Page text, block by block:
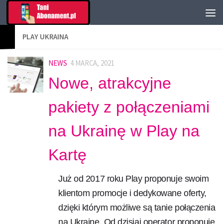
PLAY UKRAINA
NEWS 4 MARCA, 2021
Nowe, atrakcyjne
pakiety z połączeniami
na Ukrainę w Play na
Kartę
Już od 2017 roku Play proponuje swoim
klientom promocje i dedykowane oferty,
dzięki którym możliwe są tanie połączenia